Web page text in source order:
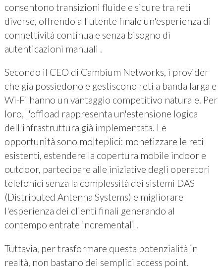
consentono transizioni fluide e sicure tra reti
diverse, offrendo all'utente finale un'esperienza di
connettività continua e senza bisogno di
autenticazioni manuali .
Secondo il CEO di Cambium Networks, i provider
che già possiedono e gestiscono reti a banda larga e
Wi-Fi hanno un vantaggio competitivo naturale. Per
loro, l'offload rappresenta un'estensione logica
dell'infrastruttura già implementata. Le
opportunità sono molteplici: monetizzare le reti
esistenti, estendere la copertura mobile indoor e
outdoor, partecipare alle iniziative degli operatori
telefonici senza la complessità dei sistemi DAS
(Distributed Antenna Systems) e migliorare
l'esperienza dei clienti finali generando al
contempo entrate incrementali .
Tuttavia, per trasformare questa potenzialità in
realtà, non bastano dei semplici access point.